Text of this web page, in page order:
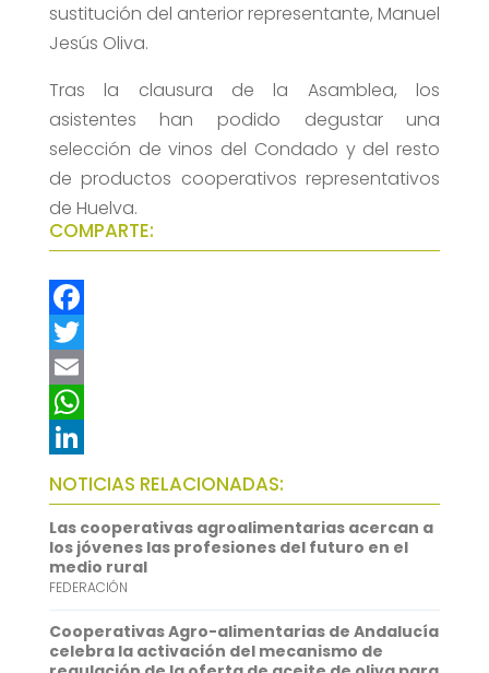
sustitución del anterior representante, Manuel
Jesús Oliva.
Tras la clausura de la Asamblea, los
asistentes han podido degustar una
selección de vinos del Condado y del resto
de productos cooperativos representativos
de Huelva.
COMPARTE:
F
a
c
e
b
o
o
k
T
w
t
t
e
r
E
m
a
i
l
W
h
a
t
s
A
p
L
i
n
k
e
d
NOTICIAS RELACIONADAS:
Las cooperativas agroalimentarias acercan a
los jóvenes las profesiones del futuro en el
medio rural
FEDERACIÓN
Cooperativas Agro-alimentarias de Andalucía
celebra la activación del mecanismo de